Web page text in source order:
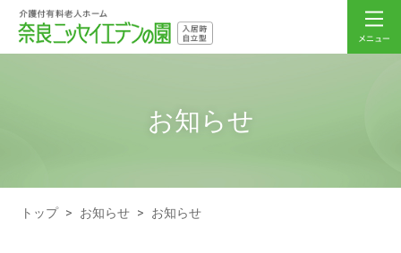
お知らせ
トップ > お知らせ > お知らせ